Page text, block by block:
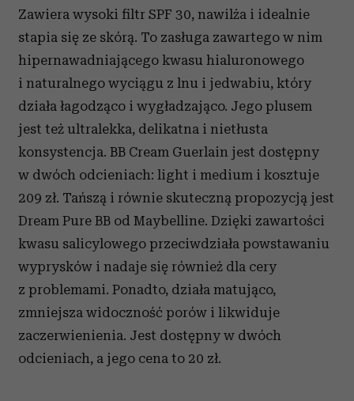
Zawiera wysoki filtr SPF 30, nawilża i idealnie
stapia się ze skórą. To zasługa zawartego w nim
hipernawadniającego kwasu hialuronowego
i naturalnego wyciągu z lnu i jedwabiu, który
działa łagodząco i wygładzająco. Jego plusem
jest też ultralekka, delikatna i nietłusta
konsystencja. BB Cream Guerlain jest dostępny
w dwóch odcieniach: light i medium i kosztuje
209 zł. Tańszą i równie skuteczną propozycją jest
Dream Pure BB od Maybelline. Dzięki zawartości
kwasu salicylowego przeciwdziała powstawaniu
wyprysków i nadaje się również dla cery
z problemami. Ponadto, działa matująco,
zmniejsza widoczność porów i likwiduje
zaczerwienienia. Jest dostępny w dwóch
odcieniach, a jego cena to 20 zł.